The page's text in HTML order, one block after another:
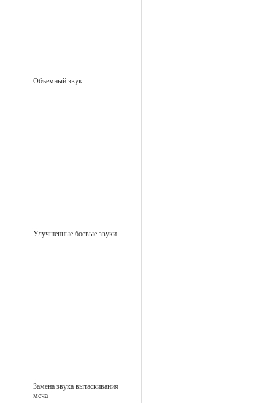
Объемный звук
Улучшенные боевые звуки
Замена звука вытаскивания
меча